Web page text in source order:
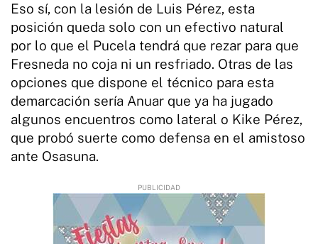
Eso sí, con la lesión de Luis Pérez, esta
posición queda solo con un efectivo natural
por lo que el Pucela tendrá que rezar para que
Fresneda no coja ni un resfriado. Otras de las
opciones que dispone el técnico para esta
demarcación sería Anuar que ya ha jugado
algunos encuentros como lateral o Kike Pérez,
que probó suerte como defensa en el amistoso
ante Osasuna.